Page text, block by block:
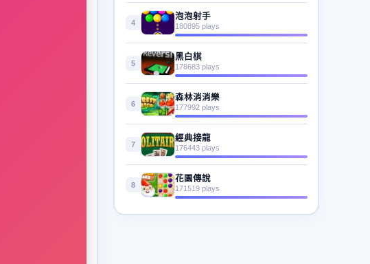
4
泡泡射手
180895 plays
5
黑白棋
178683 plays
6
森林消消樂
177992 plays
7
經典接龍
176443 plays
8
花園傳說
171519 plays